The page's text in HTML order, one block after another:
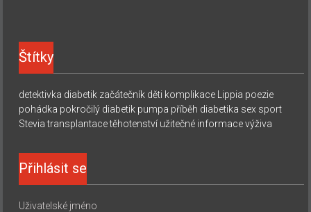
Štítky
detektivka diabetik začátečník děti komplikace Lippia poezie
pohádka pokročilý diabetik pumpa příběh diabetika sex sport
Stevia transplantace těhotenství užitečné informace výživa
Přihlásit se
Uživatelské jméno